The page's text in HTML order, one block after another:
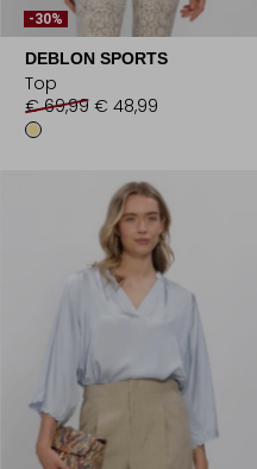
-30%
DEBLON SPORTS
Top
€ 69,99 € 48,99